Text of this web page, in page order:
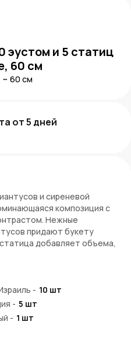
эустом и 5 статиц
60 см
~ 60 см
от5 дней
и сиреневой
композиция с
Нежные
придают букету
добавляет объема,
глубину оттенков и
лента завершает
акцентом. Букет
праздника, творческого
внимания.
- 10 шт
- 5 шт
- 1 шт